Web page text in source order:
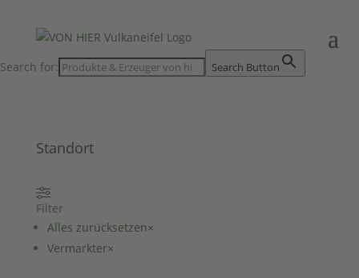
Search for: Search Button
Standort
Filter
Alles zurücksetzen×
Vermarkter×